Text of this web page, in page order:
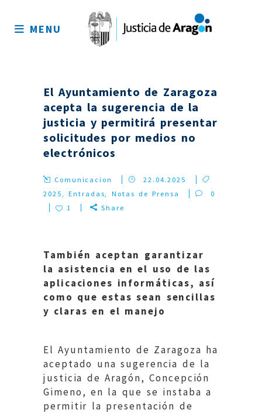
sitio
MENU
El Ayuntamiento de Zaragoza
acepta la sugerencia de la
justicia y permitirá presentar
solicitudes por medios no
electrónicos
Comunicacion
22.04.2025
2025,Entradas, Notas de Prensa
0
1
Share
También aceptan garantizar
la asistencia en el uso de las
aplicaciones informáticas, así
como que estas sean sencillas
y claras en el manejo
El Ayuntamiento de Zaragoza ha
aceptado una sugerencia de la
justicia de Aragón, Concepción
Gimeno, en la que se instaba a
permitir la presentación de